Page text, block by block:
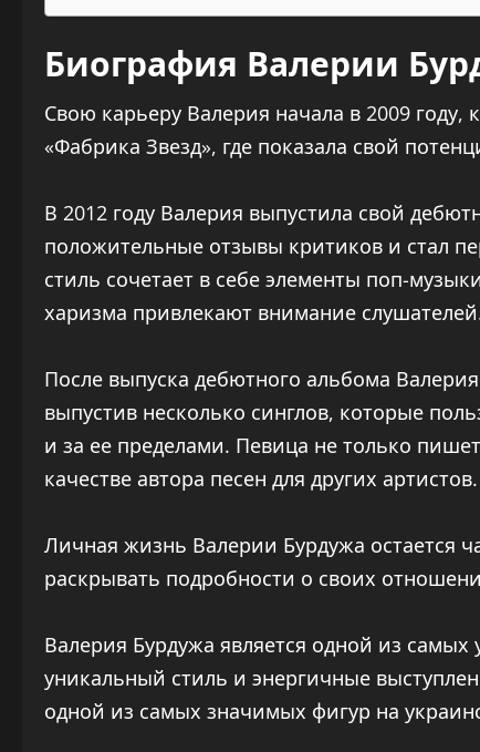
Биография Валерии
Свою карьеру Валерия начала в 2009
«Фабрика Звезд», где показала свой
В 2012 году Валерия выпустила свой
положительные отзывы критиков и стал
стиль сочетает в себе элементы поп-
харизма привлекают внимание
После выпуска дебютного альбома
выпустив несколько синглов, которые
и за ее пределами. Певица не только
качестве автора песен для других артистов.
Личная жизнь Валерии Бурдужа остается
раскрывать подробности о своих
Валерия Бурдужа является одной из
уникальный стиль и энергичные
одной из самых значимых фигур на